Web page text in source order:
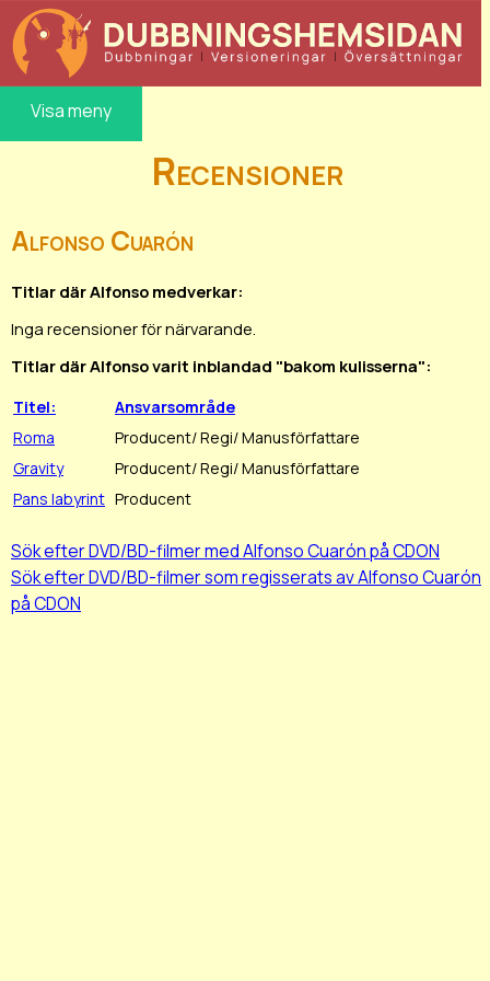
Visa meny
Recensioner
Alfonso Cuarón
Titlar där Alfonso medverkar:
Inga recensioner för närvarande.
Titlar där Alfonso varit inblandad "bakom kulisserna":
Titel:
Ansvarsområde
Roma
Producent/ Regi/ Manusförfattare
Gravity
Producent/ Regi/ Manusförfattare
Pans labyrint Producent
Sök efter DVD/BD-filmer med Alfonso Cuarón på CDON
Sök efter DVD/BD-filmer som regisserats av Alfonso Cuarón
på CDON